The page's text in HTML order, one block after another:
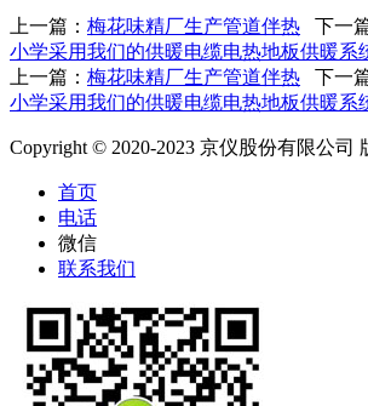
上一篇： 梅花味精厂生产管道伴热 下一
小学采用我们的供暖电缆电热地板供暖系
上一篇： 梅花味精厂生产管道伴热 下一
小学采用我们的供暖电缆电热地板供暖系
Copyright © 2020-2023 京仪股份有限公司
首页
电话
微信
联系我们